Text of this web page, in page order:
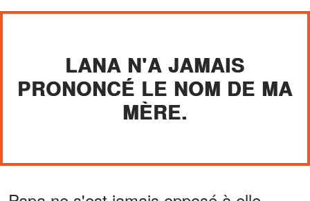
LANA N'A JAMAIS
PRONONCÉ LE NOM DE MA
MÈRE.